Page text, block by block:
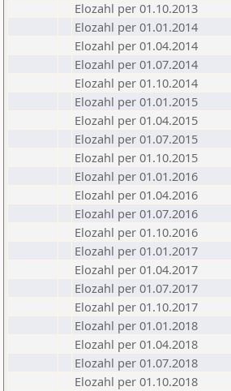
Elozahl per 01.10.2013
Elozahl per 01.01.2014
Elozahl per 01.04.2014
Elozahl per 01.07.2014
Elozahl per 01.10.2014
Elozahl per 01.01.2015
Elozahl per 01.04.2015
Elozahl per 01.07.2015
Elozahl per 01.10.2015
Elozahl per 01.01.2016
Elozahl per 01.04.2016
Elozahl per 01.07.2016
Elozahl per 01.10.2016
Elozahl per 01.01.2017
Elozahl per 01.04.2017
Elozahl per 01.07.2017
Elozahl per 01.10.2017
Elozahl per 01.01.2018
Elozahl per 01.04.2018
Elozahl per 01.07.2018
Elozahl per 01.10.2018